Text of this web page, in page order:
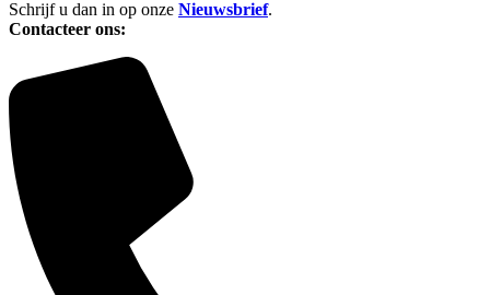
Schrijf u dan in op onze Nieuwsbrief.
Contacteer ons: